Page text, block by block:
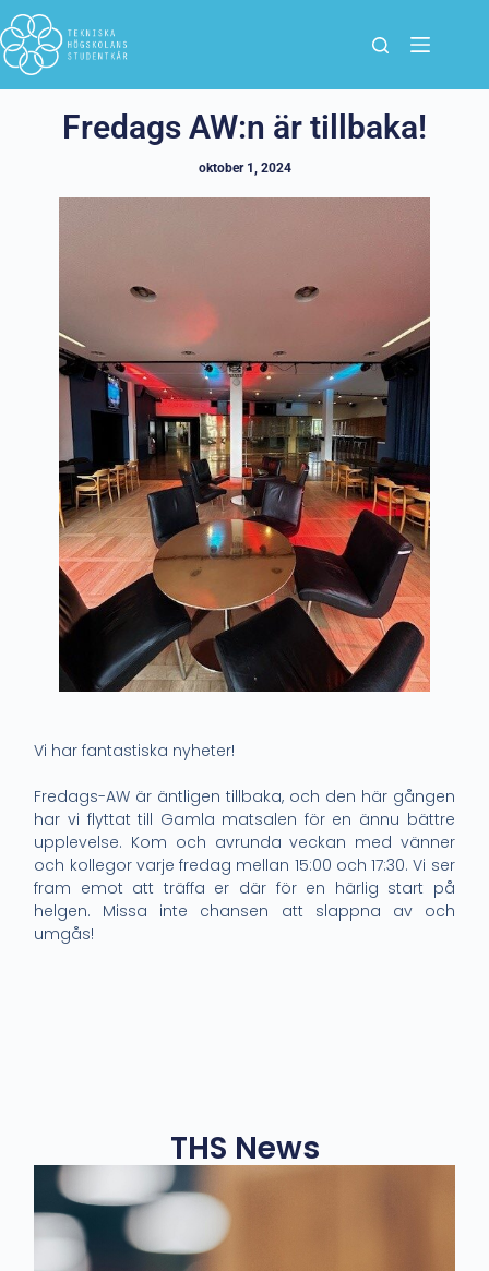
Fredags AW:n är tillbaka!
oktober 1, 2024
Vi har fantastiska nyheter!
Fredags-AW är äntligen tillbaka, och den här gången
har vi flyttat till Gamla matsalen för en ännu bättre
upplevelse. Kom och avrunda veckan med vänner
och kollegor varje fredag mellan 15:00 och 17:30. Vi ser
fram emot att träffa er där för en härlig start på
helgen. Missa inte chansen att slappna av och
umgås!
THS News